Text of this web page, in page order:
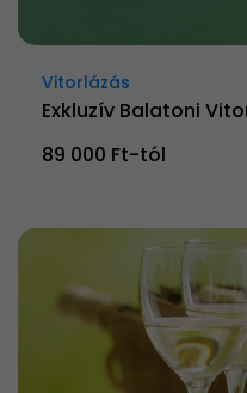
Vitorlázás
Exkluzív Balatoni
89 000 Ft-tól